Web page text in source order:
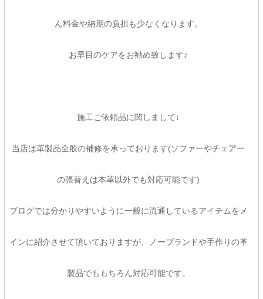
ん料金や納期の負担も少なくなります。
お早目のケアをお勧め致します♪
施工ご依頼品に関しまして↓
当店は革製品全般の補修を承っております(ソファーやチェアー
の張替えは本革以外でも対応可能です)
ブログでは分かりやすいように一般に流通しているアイテムをメ
インに紹介させて頂いておりますが、ノーブランドや手作りの革
製品でももちろん対応可能です。